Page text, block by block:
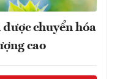
chuyển hóa
cao